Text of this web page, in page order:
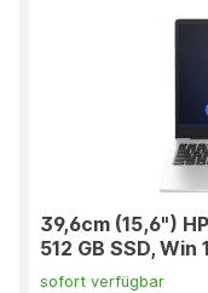
39,6cm (15,6")
512 GB SSD, Win
sofort verfügbar